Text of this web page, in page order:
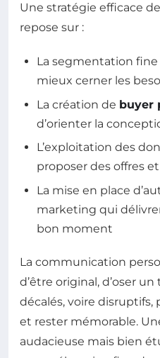
Une stratégie efficace
repose sur :
La segmentation
mieux cerner les
La création de buyer
d’orienter la
L’exploitation des
proposer des offres
La mise en place
marketing qui
bon moment
La communication
d’être original, d’oser
décalés, voire disruptifs,
et rester mémorable.
audacieuse mais bien